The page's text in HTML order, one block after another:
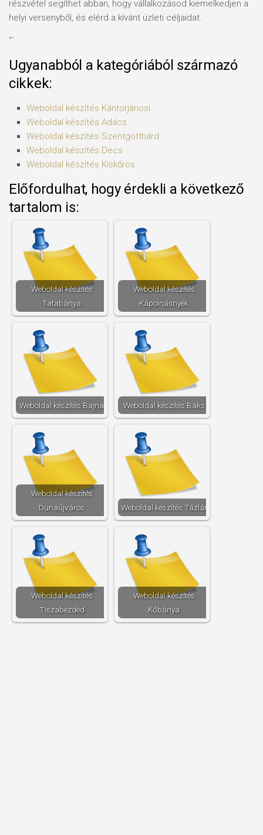
részvétel segíthet abban, hogy vállalkozásod kiemelkedjen a
helyi versenyből, és elérd a kívánt üzleti céljaidat.
“`
Ugyanabból a kategóriából származó
cikkek:
Weboldal készítés​ Kántorjánosi
Weboldal készítés​ Adács
Weboldal készítés​ Szentgotthárd
Weboldal készítés​ Decs
Weboldal készítés​ Kiskőrös
Előfordulhat, hogy érdekli a következő
tartalom is:
Weboldal készítés​
Tatabánya
Weboldal készítés​
Kápolnásnyék
Weboldal készítés​ Bajna Weboldal készítés​ Baks
Weboldal készítés​
Dunaújváros
Weboldal készítés​ Tázlár
Weboldal készítés​
Tiszabezdéd
Weboldal készítés​
Kőbánya